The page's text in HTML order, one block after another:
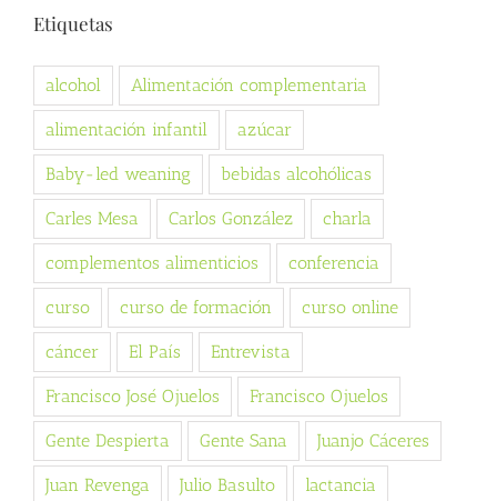
Etiquetas
alcohol Alimentación complementaria
alimentación infantil azúcar
Baby-led weaning bebidas alcohólicas
Carles Mesa Carlos González charla
complementos alimenticios conferencia
curso curso de formación curso online
cáncer El País Entrevista
Francisco José Ojuelos Francisco Ojuelos
Gente Despierta Gente Sana Juanjo Cáceres
Juan Revenga Julio Basulto lactancia